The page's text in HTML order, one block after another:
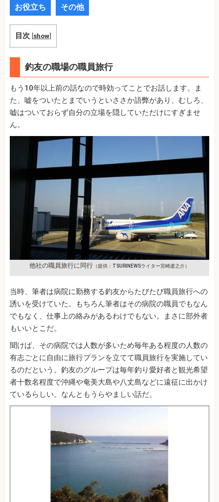
お役立ち その他
目次 [show]
釣友の職場の職員旅行
もう10年以上前の話なので時効ってことでお話します。ま
た、嘘をついたとまでいうといささか語弊があり、むしろ、
嘘はついておらず自分の立場を隠していただけにすぎませ
ん。
他社の職員旅行に同行 （提供：TSURINEWSライター宮崎逝之介）
当時、筆者は病院に勤務する釣友からたびたび職員旅行への
誘いを受けていた。もちろん筆者はその病院の職員でもなん
でもなく、仕事上の絡みがあるわけでもない。まさに部外者
もいいとこだ。
聞けば、その病院では人数が多いため毎年ある程度の人数の
有志ごとに自由に旅行プランを立てて職員旅行を実施してい
るのだという。釣友のグループは毎年釣り愛好者と観光希望
者十数名程度で沖縄や奄美大島や八丈島などに遠征に出かけ
ているらしい。なんともうらやましい話だ。